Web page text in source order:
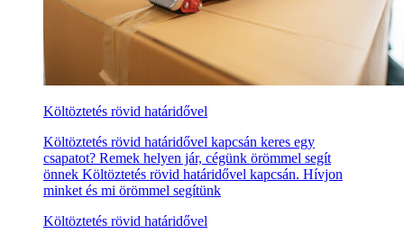
Költöztetés rövid határidővel
Költöztetés rövid határidővel kapcsán keres egy
csapatot? Remek helyen jár, cégünk örömmel segít
önnek Költöztetés rövid határidővel kapcsán. Hívjon
minket és mi örömmel segítünk
Költöztetés rövid határidővel